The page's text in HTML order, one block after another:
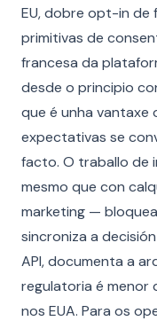
EU, dobre opt-in de
primitivas de
francesa da
desde o principio
que é unha vantaxe
expectativas se
facto. O traballo de
mesmo que con
marketing —
sincroniza a
API, documenta a
regulatoria é menor
nos EUA. Para os